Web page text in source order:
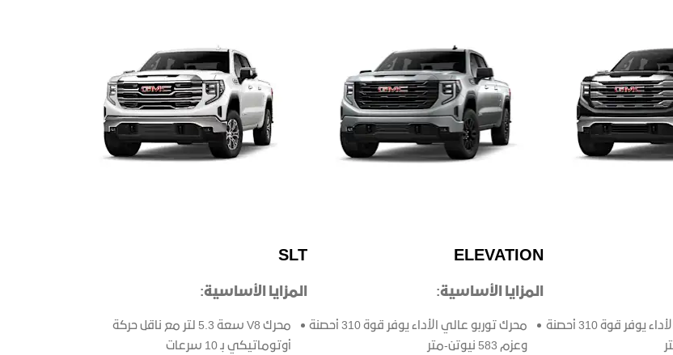
ELEVATION
SLT
محرك توربو عالي الأداء يوفر قوة 310 أحصنة
المزايا الأساسية:
محرك توربو عالي الأداء يوفر قوة 310 أحصنة
وعزم 583 نيوتن-متر
المزايا الأساسية:
محرك V8 سعة 5.3 لتر مع ناقل حركة
أوتوماتيكي بـ 10 سرعات